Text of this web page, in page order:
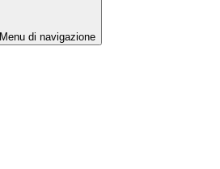
Menu di navigazione